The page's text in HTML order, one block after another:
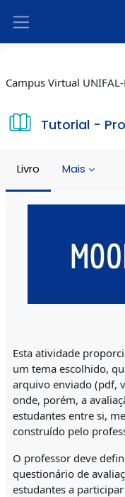
Campus Virtual
Tutorial -
Livro Mais
Esta atividade
um tema escolhido,
arquivo enviado (pdf,
onde, porém, a
estudantes entre si,
construído pelo
O professor deve
questionário de
estudantes a